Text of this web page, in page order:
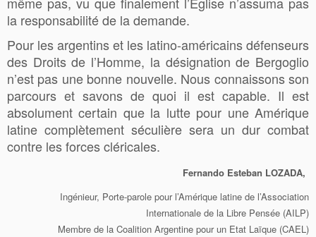
la responsabilité de la demande.
Pour les argentins et les latino-américains défenseurs
des Droits de l’Homme, la désignation de Bergoglio
n’est pas une bonne nouvelle. Nous connaissons son
parcours et savons de quoi il est capable. Il est
absolument certain que la lutte pour une Amérique
latine complètement séculière sera un dur combat
contre les forces cléricales.
Fernando Esteban LOZADA,
Ingénieur, Porte-parole pour l’Amérique latine de l’Association
Internationale de la Libre Pensée (AILP)
Membre de la Coalition Argentine pour un Etat Laïque (CAEL)